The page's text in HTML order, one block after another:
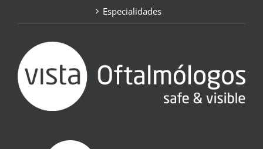
Especialidades